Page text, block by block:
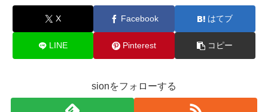
X Facebook はてブ
LINE Pinterest コピー
sionをフォローする